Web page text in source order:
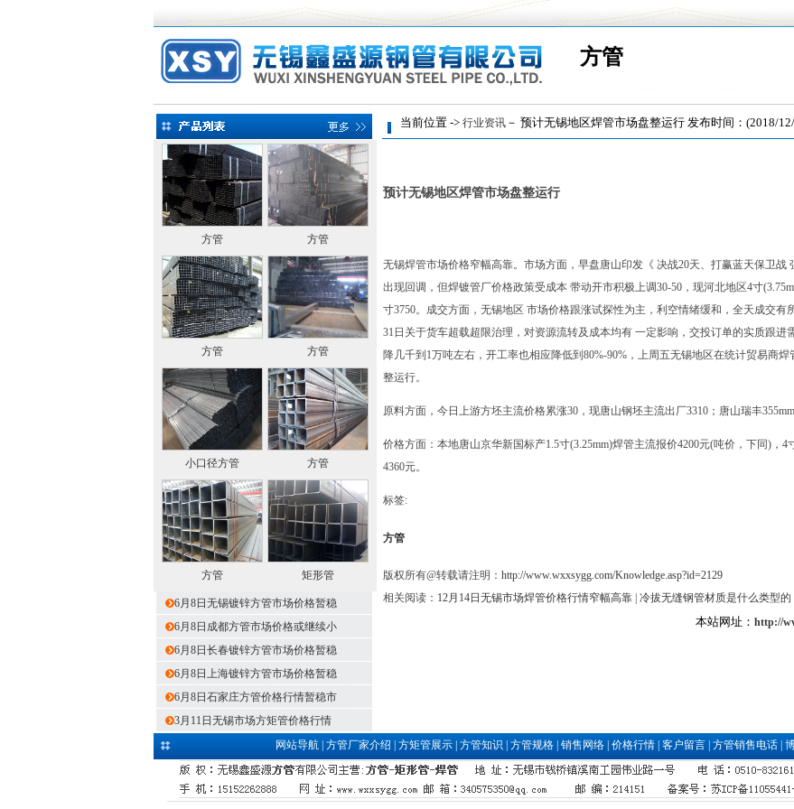
方管
方管 方管
方管 方管
小口径方管 方管
方管 矩形管
6月8日无锡镀锌方管市场价格暂稳
6月8日成都方管市场价格或继续小
6月8日长春镀锌方管市场价格暂稳
6月8日上海镀锌方管市场价格暂稳
6月8日石家庄方管价格行情暂稳市
3月11日无锡市场方矩管价格行情
当前位置 -> 行业资讯－ 预计无锡地区焊管市场盘整运行 发布时间：(2018/
预计无锡地区焊管市场盘整运行
无锡焊管市场价格窄幅高靠。市场方面，早盘唐山印发《 决战20天、打赢蓝天保卫战
出现回调，但焊镀管厂价格政策受成本 带动开市积极上调30-50，现河北地区4寸
寸3750。成交方面，无锡地区 市场价格跟涨试探性为主，利空情绪缓和，全天成交
31日关于货车超载超限治理，对资源流转及成本均有 一定影响，交投订单的实质跟
降几千到1万吨左右，开工率也相应降低到80%-90%，上周五无锡地区在统计贸易商
整运行。
原料方面，今日上游方坯主流价格累涨30，现唐山钢坯主流出厂3310；唐山瑞丰
价格方面：本地唐山京华新国标产1.5寸(3.25mm)焊管主流报价4200元(吨价，下同)，4
4360元。
标签:
方管
版权所有@转载请注明： http://www.wxxsygg.com/Knowledge.asp?id=2129
相关阅读： 12月14日无锡市场焊管价格行情窄幅高靠| 冷拔无缝钢管材质是什么类型的
本站网址： http://
网站导航 方管厂家介绍 方矩管展示 方管知识 方管规格 销售网络 价格行情 客户留言 方管销售电话